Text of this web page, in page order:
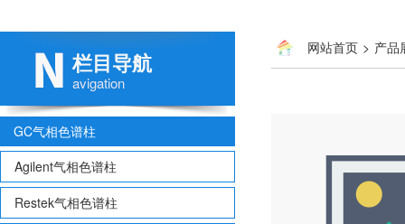
栏目导航
avigation
GC气相色谱柱
Agilent气相色谱柱
Restek气相色谱柱
网站首页 > 产品